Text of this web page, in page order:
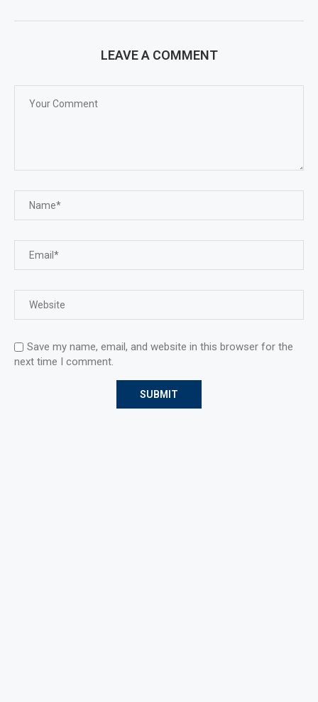
LEAVE A COMMENT
Save my name, email, and website in this browser for the
next time I comment.